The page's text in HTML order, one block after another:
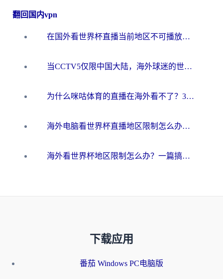
翻回国内vpn
在国外看世界杯直播当前地区不可播放？海外党必看的回国加速全攻略
当CCTV5仅限中国大陆，海外球迷的世界杯狂欢如何继续？
为什么咪咕体育的直播在海外看不了？3步解决海外看世界杯+抖音地区限制难题
海外电脑看世界杯直播地区限制怎么办？你需要一个聪明的加速器
海外看世界杯地区限制怎么办？一篇搞定咪咕视频播放+国内资源无缝访问指南
下载应用
番茄 Windows PC电脑版